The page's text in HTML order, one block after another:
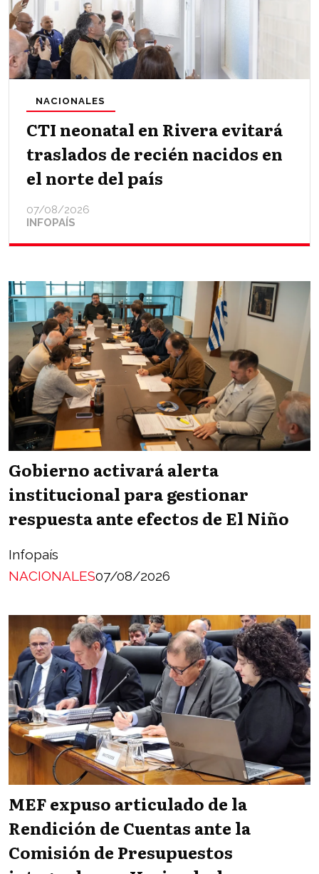
CTI neonatal en Rivera evitará
traslados de recién nacidos en
el norte del país
INFOPAÍS
NACIONALES
07/08/2026
Gobierno activará alerta
institucional para gestionar
respuesta ante efectos de El Niño
Infopaís
NACIONALES07/08/2026
MEF expuso articulado de la
Rendición de Cuentas ante la
Comisión de Presupuestos